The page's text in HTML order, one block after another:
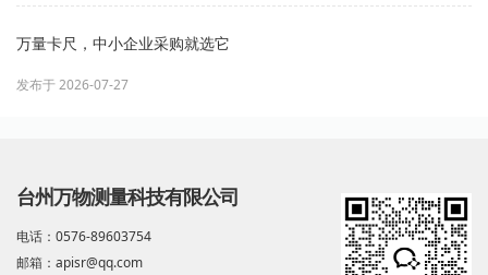
万量卡尺，中小企业采购就选它
发布于 2026-07-27
台州万物测量科技有限公司
电话：0576-89603754
邮箱：apisr@qq.com